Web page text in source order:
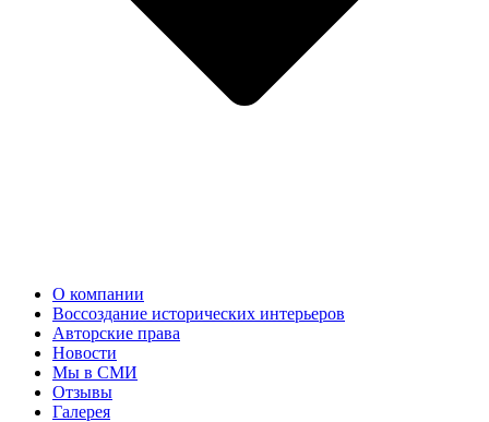
О компании
Воссоздание исторических интерьеров
Авторские права
Новости
Мы в СМИ
Отзывы
Галерея